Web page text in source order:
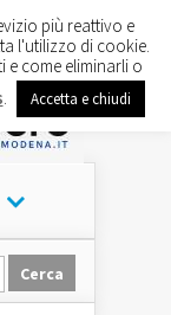
più reattivo e
l'utilizzo di cookie.
e come eliminarli o
Accetta e chiudi